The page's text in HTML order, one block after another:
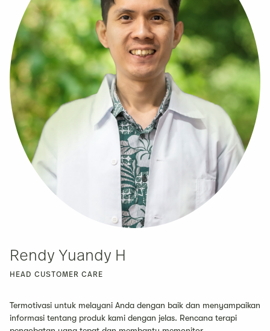
Rendy Yuandy H
HEAD CUSTOMER CARE
Termotivasi untuk melayani Anda dengan baik dan menyampaikan
informasi tentang produk kami dengan jelas. Rencana terapi